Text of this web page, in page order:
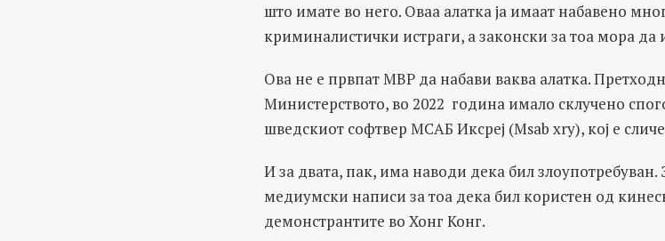
што имате во него. Оваа алатка ја имаат набавено
криминалистички истраги, а законски за тоа мора да
Ова не е првпат МВР да набави ваква алатка.
Министерството, во 2022 година имало склучено
шведскиот софтвер МСАБ Иксреј (Мsab xry), кој е
И за двата, пак, има наводи дека бил
медиумски написи за тоа дека бил користен од
демонстрантите во Хонг Конг.